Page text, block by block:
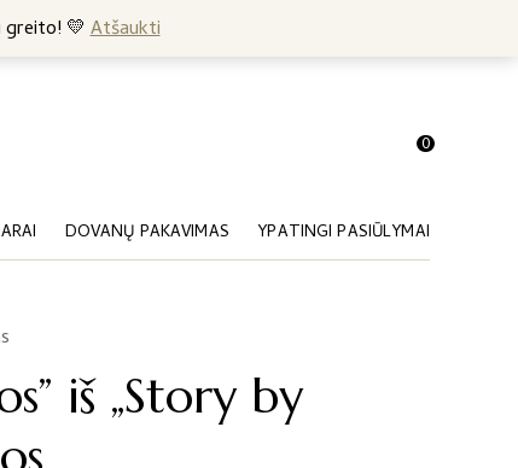
greito! 💛Atšaukti
0
DOVANŲ PAKAVIMAS YPATINGI PASIŪLYMAI
iš „Story by